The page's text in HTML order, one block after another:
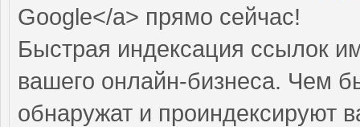
Google</a> прямо cейчас!
Быстрая индексация ссылок
вашего онлайн-бизнеса. Чем
обнаружат и проиндексируют